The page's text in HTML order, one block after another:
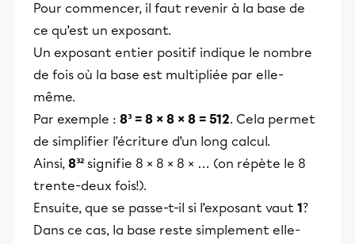
Pour commencer, il faut revenir à la base de
ce qu’est un exposant.
Un exposant entier positif indique le nombre
de fois où la base est multipliée par elle-
même.
Par exemple : 8³ = 8 × 8 × 8 = 512. Cela permet
de simplifier l’écriture d’un long calcul.
Ainsi, 8³² signifie 8 × 8 × 8 × … (on répète le 8
trente-deux fois!).
Ensuite, que se passe-t-il si l’exposant vaut 1?
Dans ce cas, la base reste simplement elle-